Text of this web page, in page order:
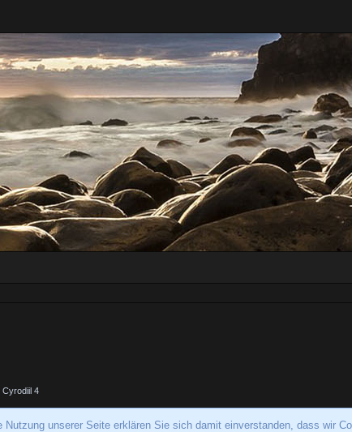
4
Nutzung unserer Seite erklären Sie sich damit einverstanden, dass wir